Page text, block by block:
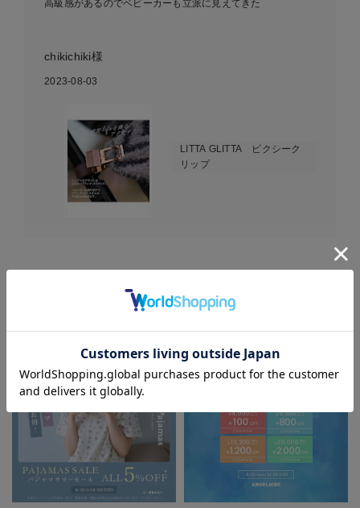
お気に入り商品を確認する
高級感があるのでベビーカーも立派に見えてきた
chikichiki様
2023-08-03
LITTA GLITTA ピクシーク
リップ
EVENT